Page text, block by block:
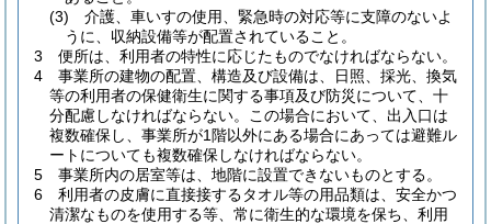
(3)
介護、車いすの使用、緊急時の対応等に支障のないよ
うに、収納設備等が配置されていること。
3
便所は、利用者の特性に応じたものでなければならない。
4
事業所の建物の配置、構造及び設備は、日照、採光、換気
等の利用者の保健衛生に関する事項及び防災について、十
分配慮しなければならない。
この場合において、出入口は
複数確保し、事業所が1階以外にある場合にあっては避難ル
ートについても複数確保しなければならない。
5
事業所内の居室等は、地階に設置できないものとする。
6
利用者の皮膚に直接接するタオル等の用品類は、安全かつ
清潔なものを使用する等、常に衛生的な環境を保ち、利用